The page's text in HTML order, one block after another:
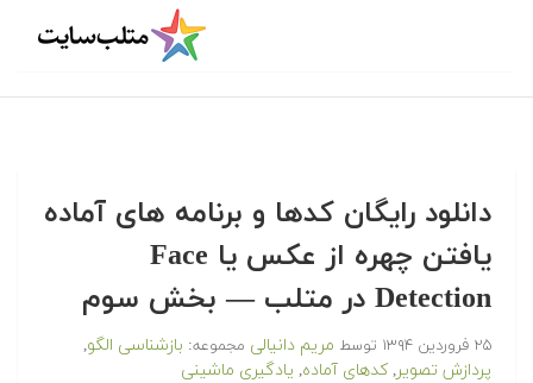
‫‫دانلود رایگان کدها و برنامه های آماده
یافتن چهره از عکس یا Face
Detection در متلب‬‬ — بخش سوم
۲۵ فروردین ۱۳۹۴ توسط مریم دانیالی مجموعه: بازشناسی الگو,
پردازش تصویر,کدهای آماده, یادگیری ماشینی